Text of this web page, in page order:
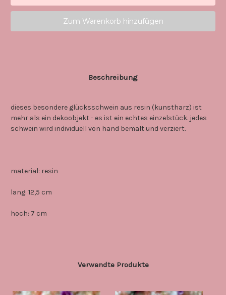
aus
resin
verringern
aus
resin
erhöhen
Beschreibung
dieses besondere glücksschwein aus resin (kunstharz) ist
mehr als ein dekoobjekt - es ist ein echtes einzelstück. jedes
schwein wird individuell von hand bemalt und verziert.
material: resin
lang: 12,5 cm
hoch: 7 cm
Verwandte Produkte